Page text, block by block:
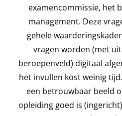
examencommissie, het
management. Deze
gehele
vragen worden (met
beroepenveld) digitaal
het invullen kost weinig
een betrouwbaar beeld
opleiding goed is